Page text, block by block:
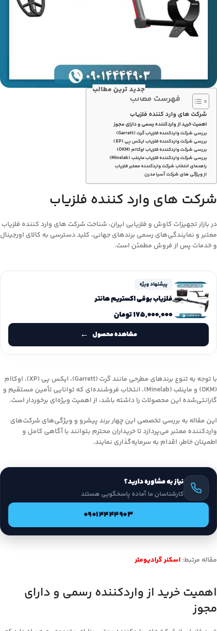
جدید ترین مطالب
فهرست مطالب
شرکت های وارد کننده فلزیاب
اهمیت خرید از واردکننده رسمی و دارای مجوز
بررسی شرکت واردکننده فلزیاب گرت (Garrett)
بررسی شرکت واردکننده فلزیاب ایکس پی (XP)
بررسی شرکت واردکننده فلزیاب اوکاام (OKM)
بررسی شرکت واردکننده فلزیاب ماینلب (Minelab)
راهنمای انتخاب شرکت واردکننده معتبر فلزیاب
از ویژگی های شرکت آسیا مدرن
شرکت های وارد کننده فلزیاب
در بازار تجهیزات کاوش و فلزیابی ایران، شناخت شرکت های وارد کننده فلزیاب
معتبر و نمایندگی‌های رسمی برندهای جهانی، کلید دسترسی به کالای اورجینال
و خدمات پس از فروش مطمئن است.
پیشنهاد ویژه
فلزیاب بوقی اکستریم هانتر
۱۷۵,۰۰۰,۰۰۰تومان
مشاهده محصول
با توجه به تنوع برندهای مطرحی مانند گرت (Garrett)، ایکس پی (XP)، اوکاام
(OKM) و ماینلب (Minelab)، انتخاب فروشنده‌ای که توانایی تأمین مستقیم و
گارانتی‌شده این محصولات را داشته باشد، از اهمیت ویژه‌ای برخوردار است.
این مقاله به بررسی تخصصی این چهار برند پیشرو و ویژگی‌های شرکت‌های
واردکننده معتبر می‌پردازد تا خریداران محترم بتوانند با آگاهی کامل و
اطمینان خاطر، اقدام به سرمایه‌گذاری نمایند.
نیاز به مشاوره دارید؟
کارشناسان ما آماده پاسخگویی هستند
09014444903
مقاله مرتبط: اسکنر گرادیومتر
اهمیت خرید از واردکننده رسمی و دارای
مجوز